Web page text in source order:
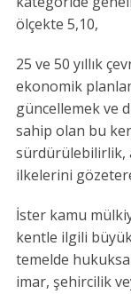
ölçekte 5,10,
25 ve 50 yıllık
ekonomik
güncellemek ve
sahip olan bu
sürdürülebilirlik,
ilkelerini
İster kamu
kentle ilgili
temelde
imar, şehircilik